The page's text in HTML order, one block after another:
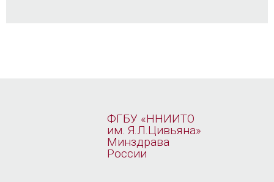
ФГБУ «ННИИТО
им. Я.Л.Цивьяна»
Минздрава
России